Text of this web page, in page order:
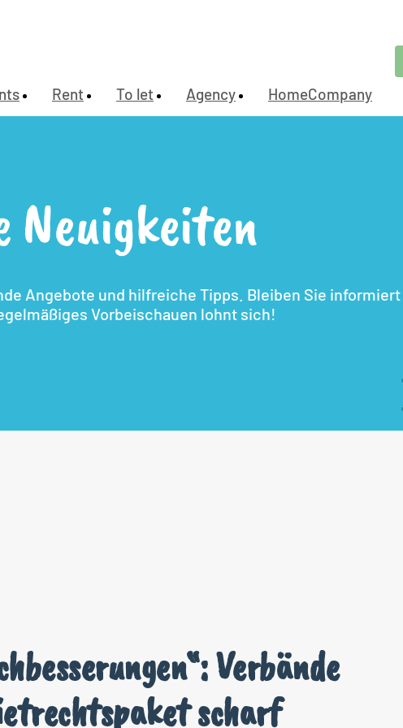
Rent To let Agency HomeCompany
Neuigkeiten
Angebote und hilfreiche Tipps. Bleiben Sie
Vorbeischauen lohnt sich!
Verbände
scharf